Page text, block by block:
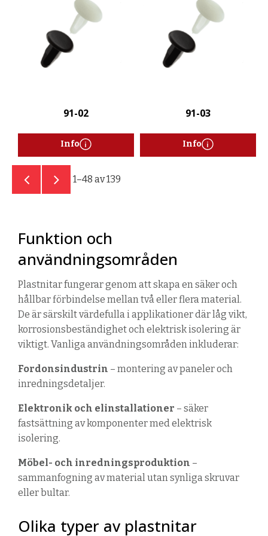
91-02
Info
91-03
Info
1–48 av139
Funktion och
användningsområden
Plastnitarfungerar genom att skapa en säker och
hållbar förbindelse mellan två ellerflera material.
De är särskilt värdefulla i applikationer där låg vikt,
korrosionsbeständighet och elektrisk isolering är
viktigt. Vanliga användningsområden inkluderar:
Fordonsindustrin – montering av paneler och
inredningsdetaljer.
Elektronik och elinstallationer – säker
fastsättning av komponenter med elektrisk
isolering.
Möbel- och inredningsproduktion –
sammanfogning av material utan synliga skruvar
eller bultar.
Olika typer av plastnitar